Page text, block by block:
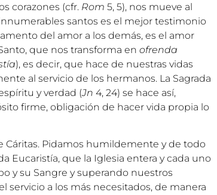
corazones (cfr. Rom 5, 5), nos mueve al
santos es el mejor testimonio
del amor a los demás, es el amor
que nos transforma en ofrenda
), es decir, que hace de nuestras vidas
al servicio de los hermanos. La Sagrada
y verdad (Jn 4, 24) se hace así,
firme, obligación de hacer vida propia lo
Cáritas. Pidamos humildemente y de todo
Eucaristía, que la Iglesia entera y cada uno
y su Sangre y superando nuestros
servicio a los más necesitados, de manera